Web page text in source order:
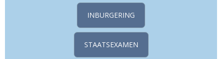
INBURGERING
STAATSEXAMEN